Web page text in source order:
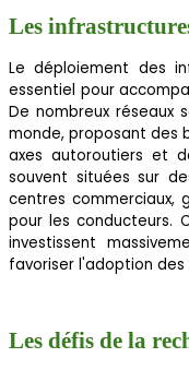
Les
Le déploiement des
essentiel pour
De nombreux réseaux
monde, proposant des
axes autoroutiers et
souvent situées sur
centres commerciaux,
pour les conducteurs.
investissent
favoriser l'adoption des
Les défis de la